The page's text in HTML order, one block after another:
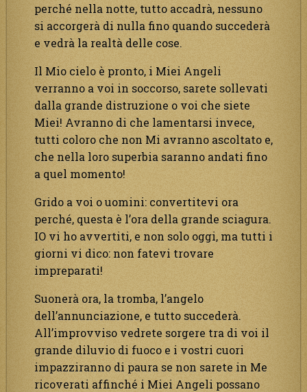
perché nella notte, tutto accadrà, nessuno
si accorgerà di nulla fino quando succederà
e vedrà la realtà delle cose.
Il Mio cielo è pronto, i Miei Angeli
verranno a voi in soccorso, sarete sollevati
dalla grande distruzione o voi che siete
Miei! Avranno di che lamentarsi invece,
tutti coloro che non Mi avranno ascoltato e,
che nella loro superbia saranno andati fino
a quel momento!
Grido a voi o uomini: convertitevi ora
perché, questa è l’ora della grande sciagura.
IO vi ho avvertiti, e non solo oggi, ma tutti i
giorni vi dico: non fatevi trovare
impreparati!
Suonerà ora, la tromba, l’angelo
dell’annunciazione, e tutto succederà.
All’improvviso vedrete sorgere tra di voi il
grande diluvio di fuoco e i vostri cuori
impazziranno di paura se non sarete in Me
ricoverati affinché i Miei Angeli possano